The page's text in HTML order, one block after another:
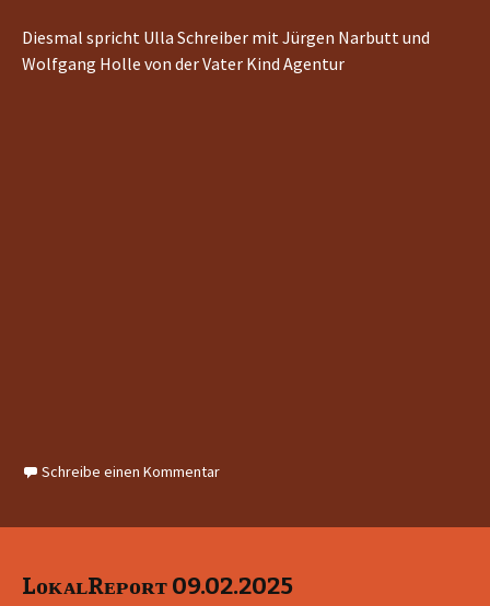
Diesmal spricht Ulla Schreiber mit Jürgen Narbutt und
Wolfgang Holle von derVater Kind Agentur
Schreibe einen Kommentar
LᴏᴋᴀʟRᴇᴘᴏʀᴛ 09.02.2025